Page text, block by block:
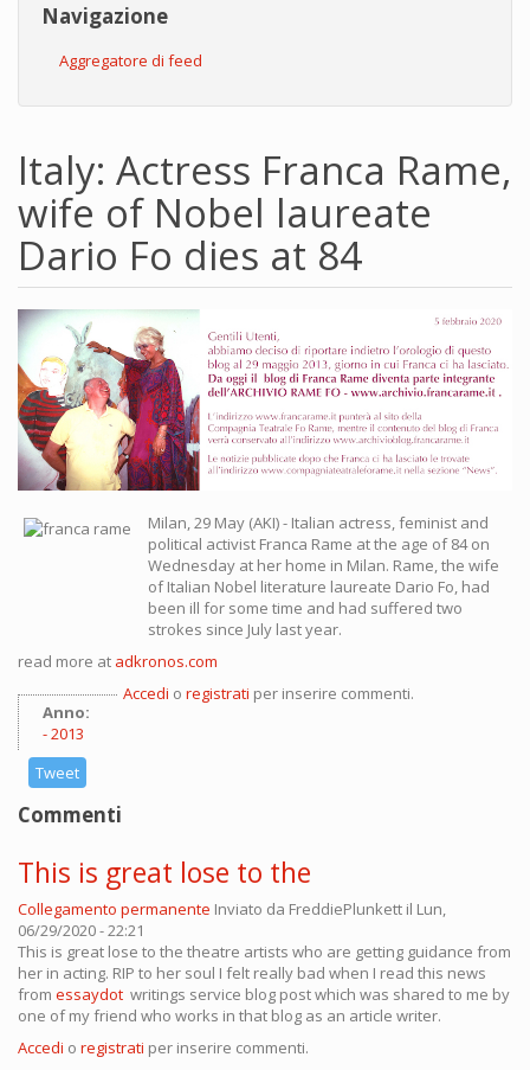
Navigazione
Aggregatore di feed
Italy: Actress Franca Rame,
wife of Nobel laureate
Dario Fo dies at 84
Milan, 29 May (AKI) - Italian actress, feminist and
political activist Franca Rame at the age of 84 on
Wednesday at her home in Milan. Rame, the wife
of Italian Nobel literature laureate Dario Fo, had
been ill for some time and had suffered two
strokes since July last year.
read more at adkronos.com
Anno:
2013
Accedi o registrati per inserire commenti.
Tweet
Commenti
This is great lose to the
Collegamento permanente Inviato da FreddiePlunkett il Lun,
06/29/2020 - 22:21
This is great lose to the theatre artists who are getting guidance from
her in acting. RIP to her soul I felt really bad when I read this news
from essaydot writings service blog post which was shared to me by
one of my friend who works in that blog as an article writer.
Accedi o registrati per inserire commenti.